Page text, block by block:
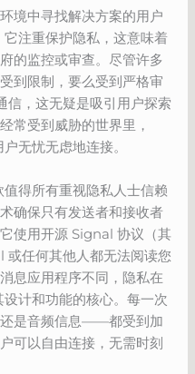
境中寻找解决方案的用户
注重保护隐私，这意味着
的监控或审查。尽管许多
到限制，要么受到严格审
，这无疑是吸引用户探索
常受到威胁的世界里，
无忧无虑地连接。
得所有重视隐私人士信赖
确保只有发送者和接收者
使用开源 Signal 协议（其
任何其他人都无法阅读您
息应用程序不同，隐私在
计和功能的核心。每一次
是音频信息——都受到加
可以自由连接，无需时刻